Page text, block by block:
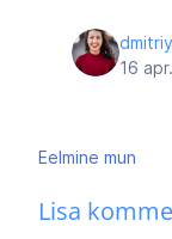
16
Eelmine mun
Lisa